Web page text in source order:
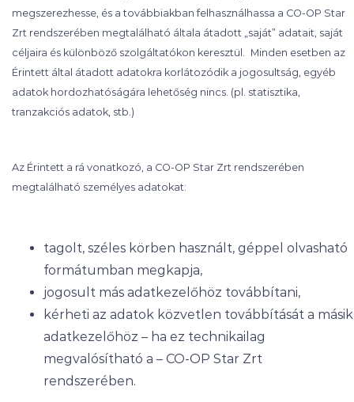
megszerezhesse, és a továbbiakban felhasználhassa a CO-OP Star
Zrt rendszerében megtalálható általa átadott „saját” adatait, saját
céljaira és különböző szolgáltatókon keresztül. Minden esetben az
Érintett által átadott adatokra korlátozódik a jogosultság, egyéb
adatok hordozhatóságára lehetőség nincs. (pl. statisztika,
tranzakciós adatok, stb.)
Az Érintett a rá vonatkozó, a CO-OP Star Zrt rendszerében
megtalálható személyes adatokat:
tagolt, széles körben használt, géppel olvasható
formátumban megkapja,
jogosult más adatkezelőhöz továbbítani,
kérheti az adatok közvetlen továbbítását a másik
adatkezelőhöz – ha ez technikailag
megvalósítható a – CO-OP Star Zrt
rendszerében.